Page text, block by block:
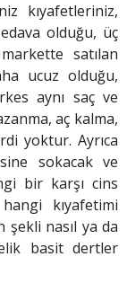
kıyafetleriniz,
olduğu, üç
satılan
ucuz olduğu,
aynı saç ve
aç kalma,
yoktur. Ayrıca
sokacak ve
bir karşı cins
kıyafetimi
şekli nasıl ya da
basit dertler